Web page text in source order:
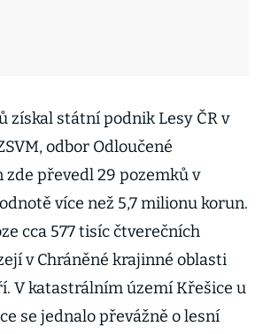
získal státní podnik Lesy ČR v
odbor Odloučené
zde převedl 29 pozemků v
více než 5,7 milionu korun.
cca 577 tisíc čtverečních
v Chráněné krajinné oblasti
V katastrálním území Křešice u
se jednalo převážně o lesní